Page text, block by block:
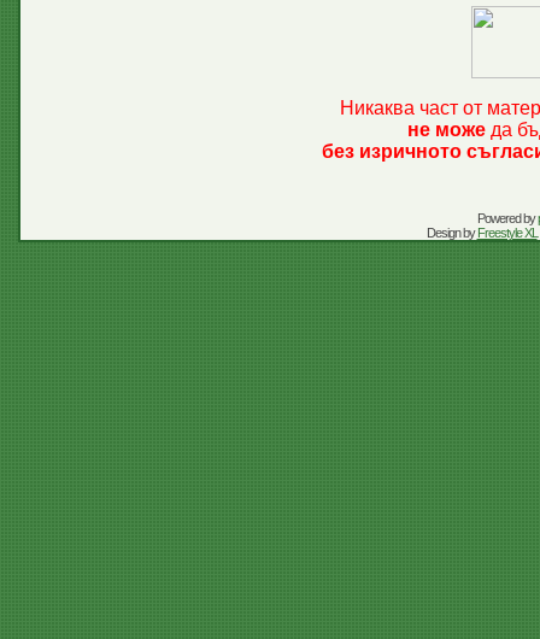
Никаква част от
не може да
без изричното
Powered by
Design byFreestyle XL